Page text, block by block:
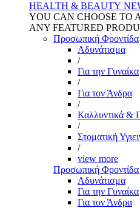
HEALTH & BEAUTY
YOU CAN CHOOSE TO
ANY FEATURED
Προσωπική Φροντίδα
Αδυνάτισμα
/
Για την Γυναίκα
/
Για τον Άνδρα
/
Καλλυντικά &
/
Στοματική
/
view more
Προσωπική Φροντίδα
Αδυνάτισμα
Για την Γυναίκα
Για τον Άνδρα